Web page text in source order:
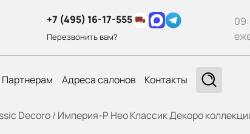
+7 (495) 16-17-555
Перезвонить вам?
Партнерам Адреса салонов Контакты
Decoro / Империя-Р Нео Классик Декоро